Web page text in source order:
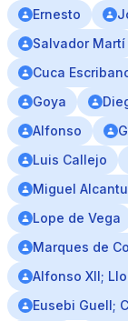
Ernesto
Salvador Martí
Cuca
Goya
Alfonso
Luis Callejo
Miguel
Lope de Vega
Marques de
Alfonso XII;
Eusebi Guell;